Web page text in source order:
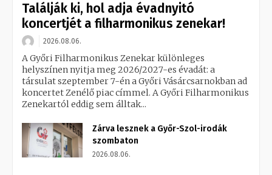
Találják ki, hol adja évadnyitó
koncertjét a filharmonikus zenekar!
2026.08.06.
A Győri Filharmonikus Zenekar különleges
helyszínen nyitja meg 2026/2027-es évadát: a
társulat szeptember 7-én a Győri Vásárcsarnokban ad
koncertet Zenélő piac címmel. A Győri Filharmonikus
Zenekartól eddig sem álltak...
Zárva lesznek a Győr-Szol-irodák
szombaton
2026.08.06.